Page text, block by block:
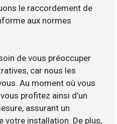
le raccordement de
aux normes
de vous préoccuper
car nous les
Au moment où vous
profitez ainsi d’un
assurant un
votre installation. De plus,